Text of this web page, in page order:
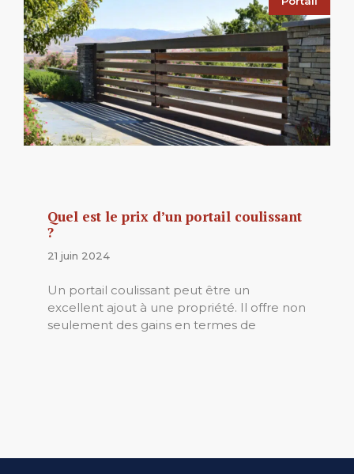
Quel est le prix d’un portail coulissant
?
21 juin 2024
Un portail coulissant peut être un
excellent ajout à une propriété. Il offre non
seulement des gains en termes de